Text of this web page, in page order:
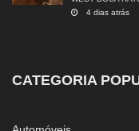
4 dias atrás
CATEGORIA